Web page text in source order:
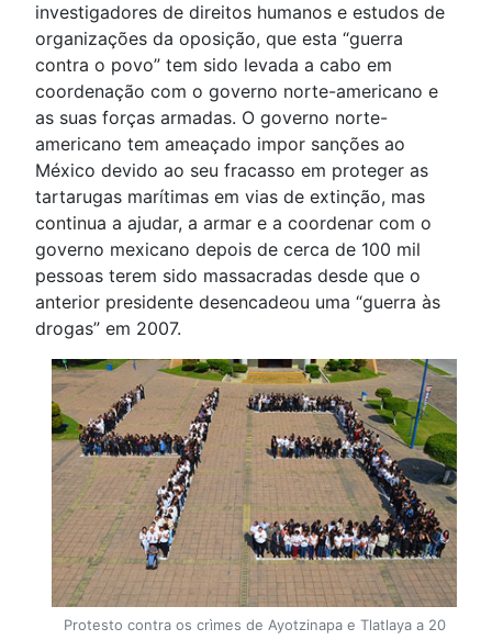
investigadores de direitos humanos e estudos de
organizações da oposição, que esta “guerra
contra o povo” tem sido levada a cabo em
coordenação com o governo norte-americano e
as suas forças armadas. O governo norte-
americano tem ameaçado impor sanções ao
México devido ao seu fracasso em proteger as
tartarugas marítimas em vias de extinção, mas
continua a ajudar, a armar e a coordenar com o
governo mexicano depois de cerca de 100 mil
pessoas terem sido massacradas desde que o
anterior presidente desencadeou uma “guerra às
drogas” em 2007.
Protesto contra os crìmes de Ayotzinapa e Tlatlaya a 20